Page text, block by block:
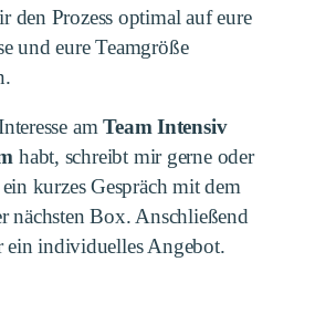
den Prozess optimal auf eure
und eure Teamgröße
amTeam Intensiv
habt, schreibt mir gerne oder
kurzes Gespräch mit dem
nächsten Box. Anschließend
ein individuelles Angebot.